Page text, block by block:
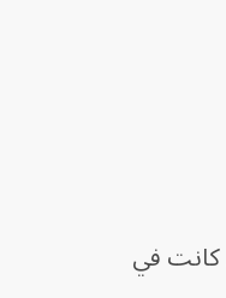
كانت في